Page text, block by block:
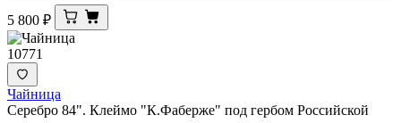
5 800 ₽
10771
Чайница
Серебро 84". Клеймо "К.Фаберже" под гербом Российской